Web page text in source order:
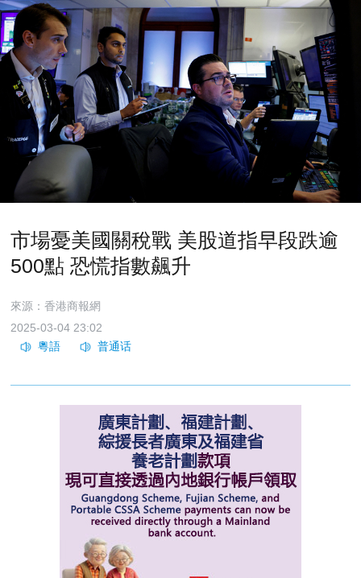
市場憂美國關稅戰 美股道指早段跌逾
500點 恐慌指數飆升
來源：香港商報網
2025-03-04 23:02